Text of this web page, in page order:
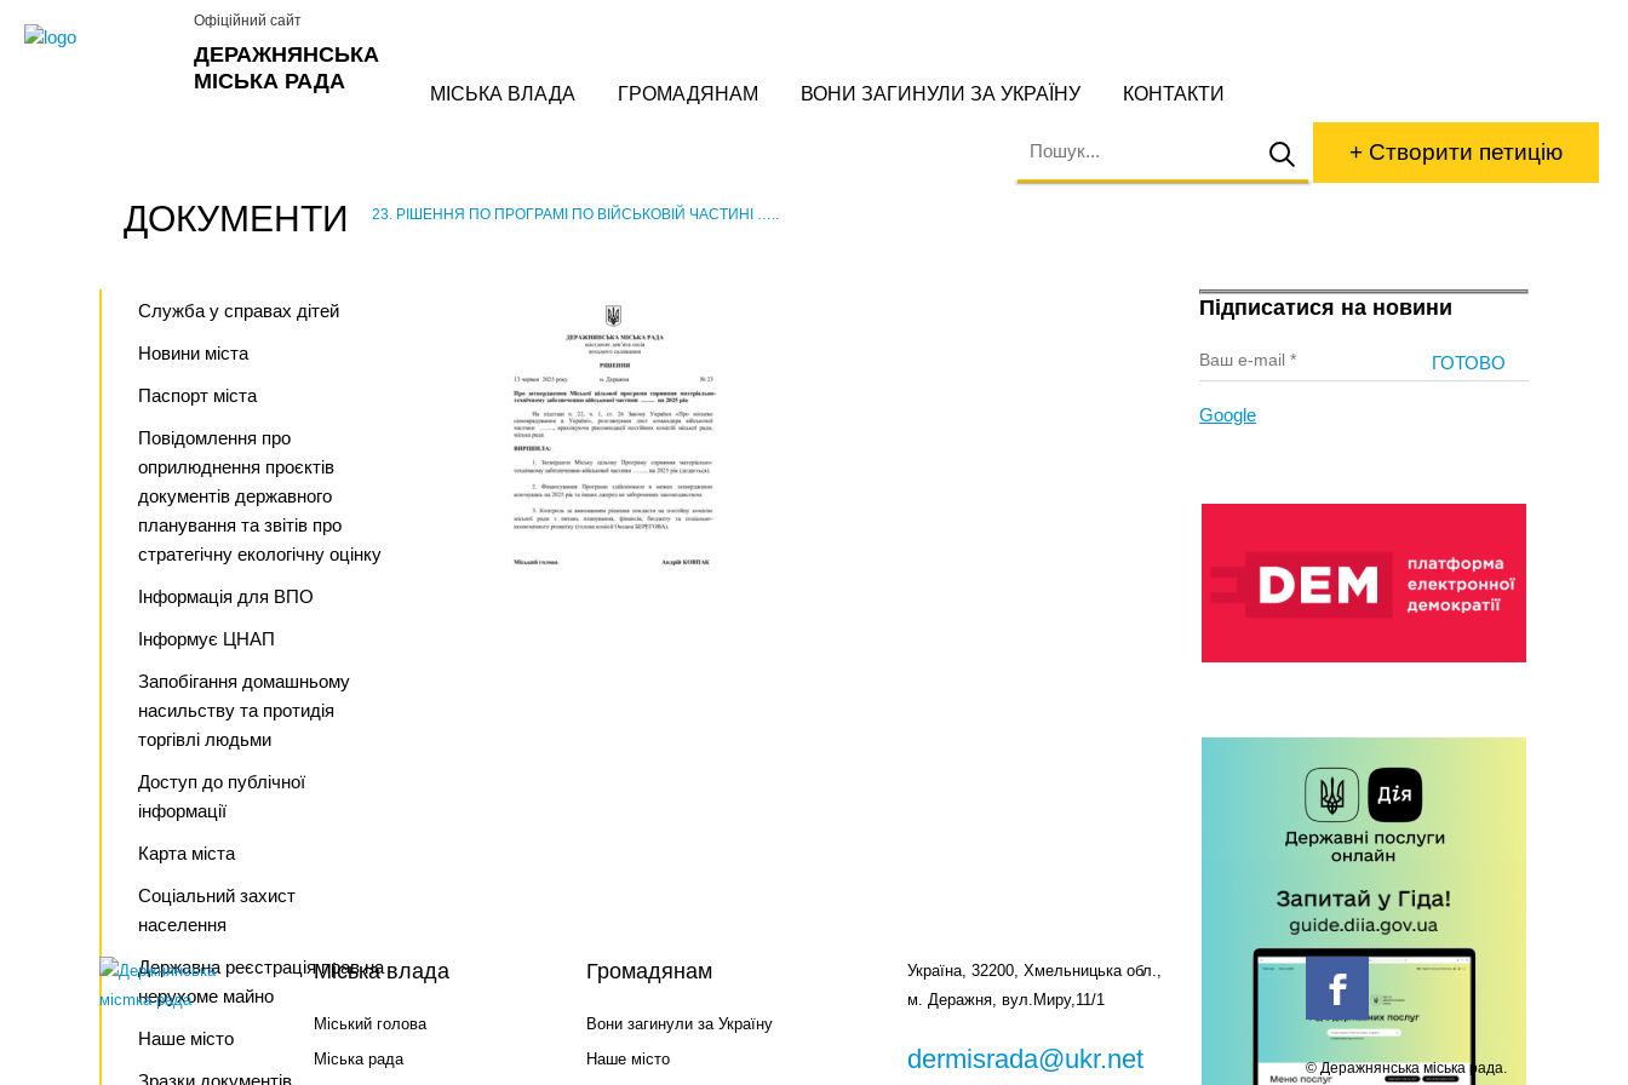
ДЕРАЖНЯНСЬКА
МІСЬКА РАДА
Офіційний сайт
МІСЬКА ВЛАДА ГРОМАДЯНАМ ВОНИ ЗАГИНУЛИ ЗА УКРАЇНУ КОНТАКТИ
+ Створити петицію
ДОКУМЕНТИ 23. РІШЕННЯ ПО ПРОГРАМІ ПО ВІЙСЬКОВІЙ ЧАСТИНІ …..
Служба у справах дітей
Новини міста
Паспорт міста
Повідомлення про
оприлюднення проєктів
документів державного
планування та звітів про
стратегічну екологічну оцінку
Інформація для ВПО
Інформує ЦНАП
Запобігання домашньому
насильству та протидія
торгівлі людьми
Доступ до публічної
інформації
Карта міста
Соціальний захист
населення
Державна реєстрація прав на
нерухоме майно
Наше місто
Зразки документів
Підписатися на новини
Google
Міська влада
Міський голова
Міська рада
Громадянам
Вони загинули за Україну
Наше місто
Україна, 32200, Хмельницька обл.,
м. Деражня, вул.Миру,11/1
dermisrada@ukr.net
© Деражнянська міська рада.